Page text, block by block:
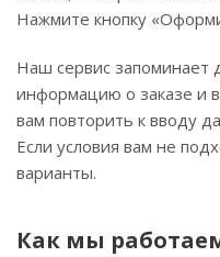
Нажмите кнопку
Наш сервис запоминает
информацию о заказе и
вам повторить к вводу
Если условия вам не
варианты.
Как мы